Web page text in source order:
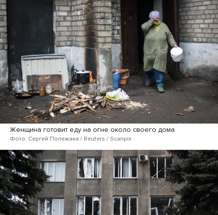
Женщина готовит еду на огне около своего дома
Фото: Сергей Полежака / Reuters / Scanpix